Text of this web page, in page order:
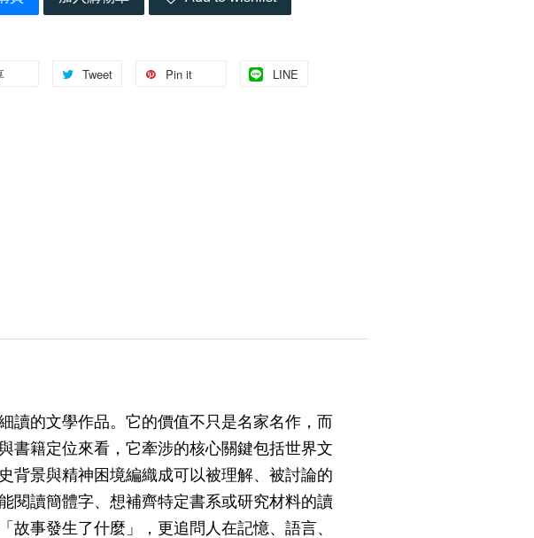
Tweet Pin it LINE
讀的文學作品。它的價值不只是名家名作，而
書籍定位來看，它牽涉的核心關鍵包括世界文
背景與精神困境編織成可以被理解、被討論的
閱讀簡體字、想補齊特定書系或研究材料的讀
事發生了什麼」，更追問人在記憶、語言、